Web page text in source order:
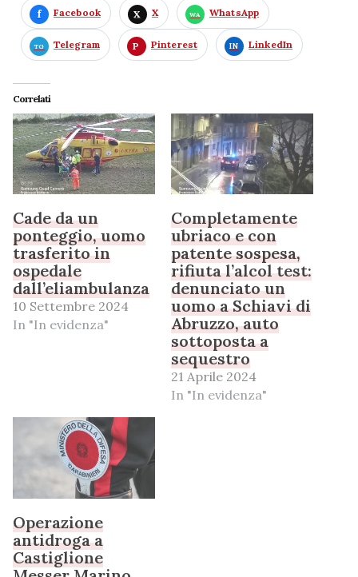
Facebook X WhatsApp
Telegram Pinterest LinkedIn
Correlati
Cade da un
ponteggio, uomo
trasferito in
ospedale
dall’eliambulanza
10 Settembre 2024
In "In evidenza"
Completamente
ubriaco e con
patente sospesa,
rifiuta l’alcol test:
denunciato un
uomo a Schiavi di
Abruzzo, auto
sottoposta a
sequestro
21 Aprile 2024
In "In evidenza"
Operazione
antidroga a
Castiglione